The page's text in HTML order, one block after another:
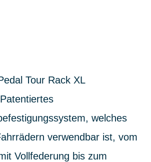
Tour Rack XL
welches
verwendbar ist, vom
Vollfederung bis zum